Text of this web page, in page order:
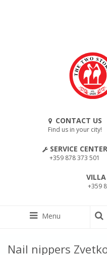
CONTACT US
Find us in your city!
SERVICE CENTER
+359 878 373 501
+359
Menu
Nail nippers